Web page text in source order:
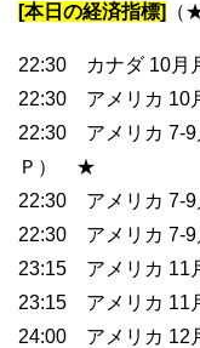
[本日の経済指標] （
22:30 カナダ 10月
22:30 アメリカ 10
22:30 アメリカ 7-9
Ｐ） ★
22:30 アメリカ 7-9
22:30 アメリカ 7-9
23:15 アメリカ 11
23:15 アメリカ 11
24:00 アメリカ 12